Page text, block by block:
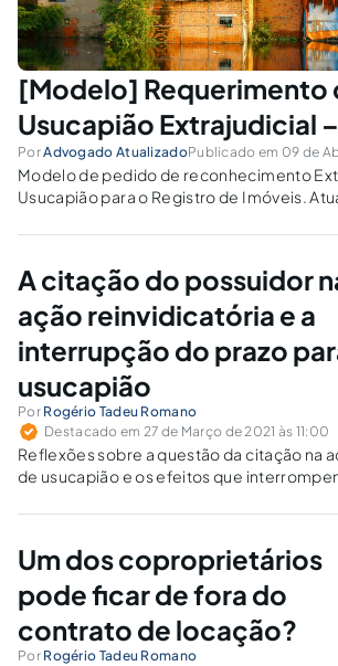
[Modelo] Requerimento
Usucapião Extrajudicial
PorAdvogado AtualizadoPublicado em 09 de
Modelo de pedido de reconhecimento
Usucapião para o Registro de Imóveis.
A citação do possuidor
ação reinvidicatória e a
interrupção do prazo
usucapião
Por Rogério Tadeu Romano
Destacado em 27 de Março de 2021 às 11:00
Reflexões sobre a questão da citação na
de usucapião e os efeitos que
Um dos coproprietários
pode ficar de fora do
contrato de locação?
Por Rogério Tadeu Romano